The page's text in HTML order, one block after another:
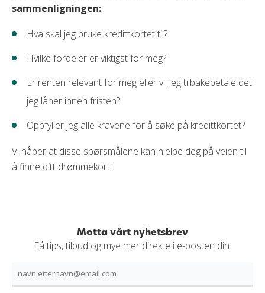
sammenligningen:
Hva skal jeg bruke kredittkortet til?
Hvilke fordeler er viktigst for meg?
Er renten relevant for meg eller vil jeg tilbakebetale det
jeg låner innen fristen?
Oppfyller jeg alle kravene for å søke på kredittkortet?
Vi håper at disse spørsmålene kan hjelpe deg på veien til
å finne ditt drømmekort!
Motta vårt nyhetsbrev
Få tips, tilbud og mye mer direkte i e-posten din.